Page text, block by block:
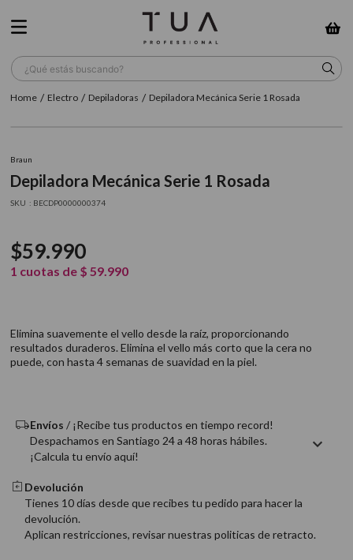
¿Qué estás buscando?
Electro Depiladoras Depiladora Mecánica Serie 1 Rosada
Braun
Depiladora Mecánica Serie 1 Rosada
: BECDP0000000374
$59.990
1 cuotas de $ 59.990
Elimina suavemente el vello desde la raíz, proporcionando
resultados duraderos. Elimina el vello más corto que la cera no
puede, con hasta 4 semanas de suavidad en la piel.
Envíos / ¡Recibe tus productos en tiempo record!
Despachamos en Santiago 24 a 48 horas hábiles.
¡Calcula tu envío aquí!
Devolución
Tienes 10 días desde que recibes tu pedido para hacer la
devolución.
Aplican restricciones, revisar nuestras politicas de retracto.
TÉRMINOS MÁS BUSCADOS
5. cepillo
6. gama
8. loreal
9. acondicionador